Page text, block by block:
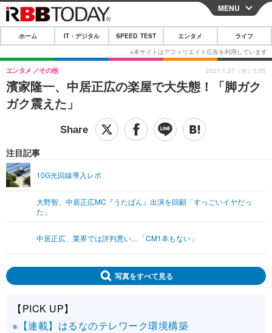
CLOSE
ホーム
IT・デジタル
IT・デジタルTOP スマートフォン
その他
SPEED TEST
映画・ドラマ
ショッピング その他
ライフTOP
リリース一覧
MENU
ホーム IT・デジタル SPEED TEST エンタメ ライフ
濱家隆一、中居正広の楽屋で大失態！「脚ガク
ガク震えた」
エンタメ その他
注目記事
10G光回線導入レポ
大野智、中居正広MC『うたばん』出演を回顧「すっごいイヤだっ
た」
中居正広、業界では評判悪い…「CM1本もない」
2021.1.27（水）5:05
写真をすべて見る
【PICK UP】
※【連載】はるなのテレワーク環境構築